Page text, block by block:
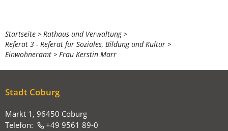
Sie
befinden
sich
Startseite
Rathaus und Verwaltung
Referat 3 - Referat für Soziales, Bildung und Kultur
Einwohneramt
Frau Kerstin Marr
Stadt Coburg
Markt 1, 96450 Coburg
Telefon:
+49 9561 89-0